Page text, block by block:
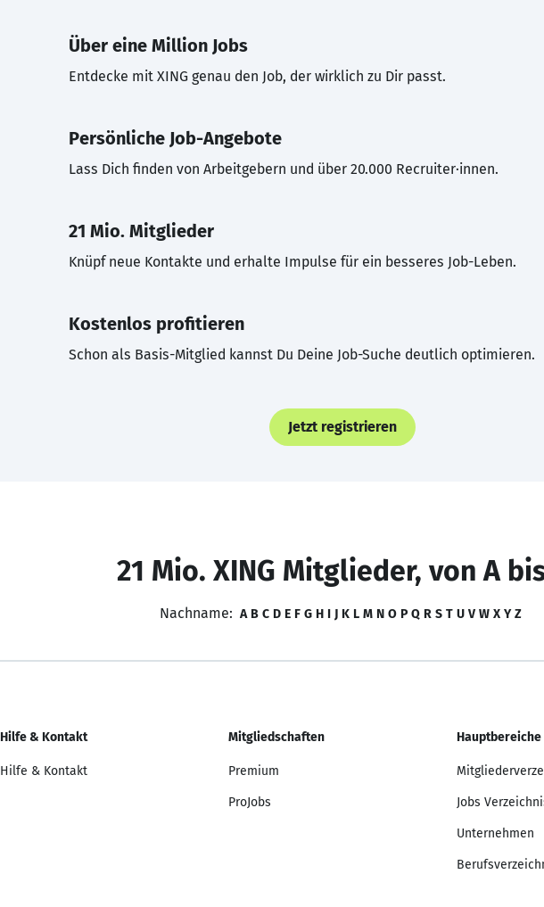
Über eine Million Jobs
Entdecke mit XING genau den Job, der wirklich zu Dir passt.
Persönliche Job-Angebote
Lass Dich finden von Arbeitgebern und über 20.000 Recruiter·innen.
21 Mio. Mitglieder
Knüpf neue Kontakte und erhalte Impulse für ein besseres Job-Leben.
Kostenlos profitieren
Schon als Basis-Mitglied kannst Du Deine Job-Suche deutlich optimieren.
Jetzt registrieren
21 Mio. XING Mitglieder, von A
Nachname: A B C D E F G H I J K L M N O P Q R S T U V W X Y Z
Hilfe & Kontakt
Hilfe & Kontakt
Mitgliedschaften
Premium
ProJobs
Hauptbereiche
Jobs
Unternehmen